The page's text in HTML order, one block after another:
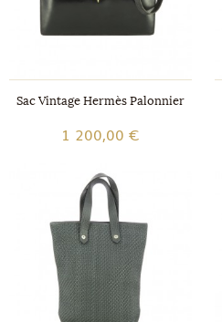
Sac Vintage Hermès Palonnier
1 200,00 €